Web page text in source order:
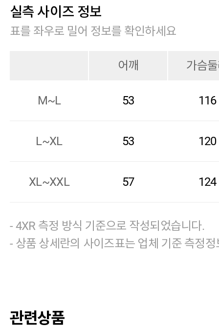
실측 사이즈 정보
표를 좌우로 밀어 정보를 확인하세요
어깨 가슴
M~L 53 116
L~XL 53 120
XL~XXL 57 124
- 4XR 측정 방식 기준으로 작성되었습니다.
- 상품 상세란의 사이즈표는 업체 기준 측정정
관련상품